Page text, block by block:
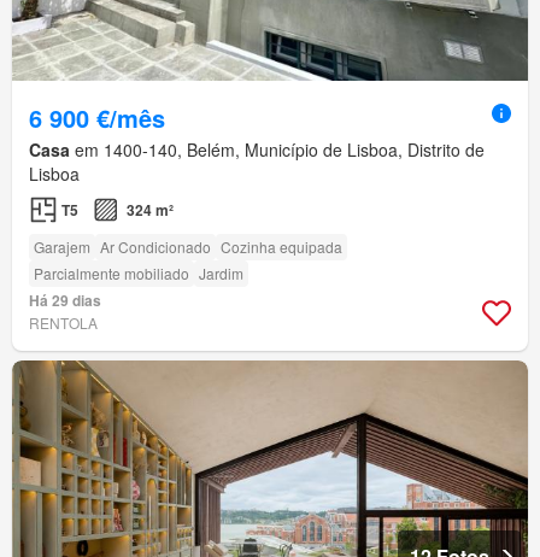
6 900 €/mês
Casa em 1400-140, Belém, Município de Lisboa, Distrito de
Lisboa
T5 324 m²
Garajem Ar Condicionado Cozinha equipada
Parcialmente mobiliado Jardim
Há 29 dias
RENTOLA